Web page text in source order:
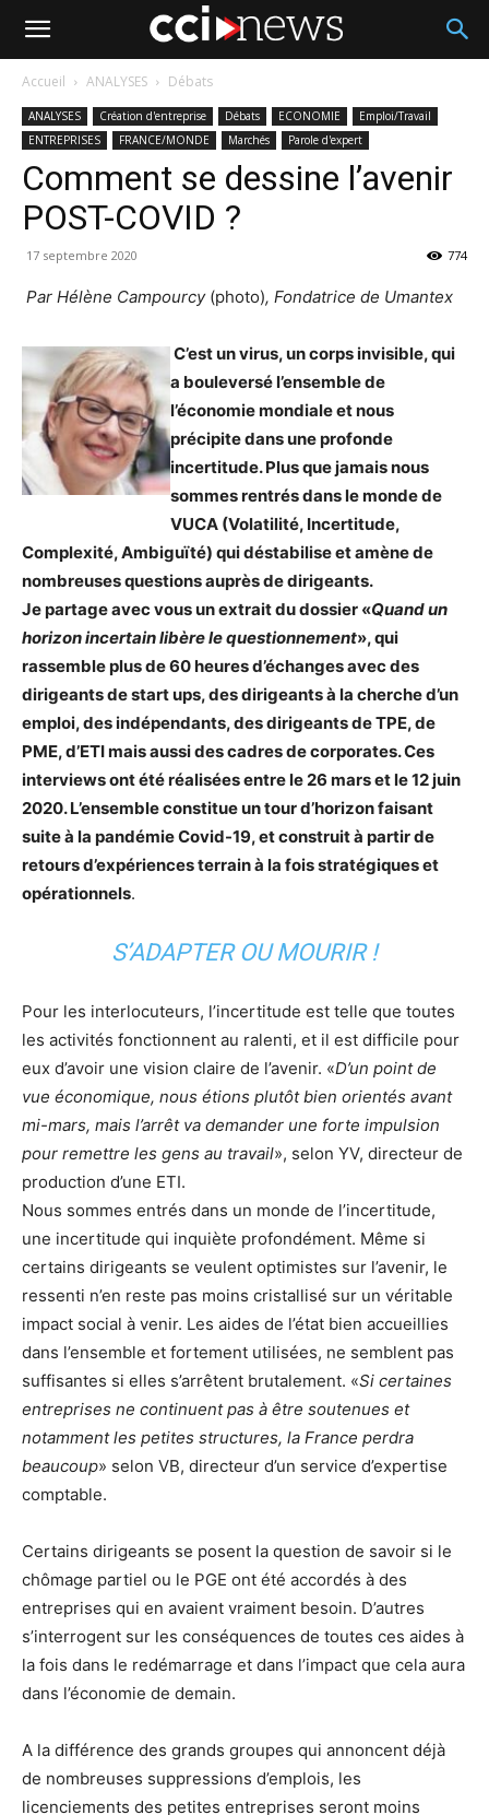
Accueil ANALYSES Débats
ANALYSES Création d'entreprise Débats ECONOMIE
Emploi/Travail
ENTREPRISES
FRANCE/MONDE Marchés Parole d'expert
Comment se dessine l’avenir
POST-COVID ?
17 septembre 2020 774
Par Hélène Campourcy(photo), Fondatrice de Umantex
C’est un virus, un corps invisible, qui
a bouleversé l’ensemble de
l’économie mondiale et nous
précipite dans une profonde
incertitude. Plus que jamais nous
sommes rentrés dans le monde de
VUCA (Volatilité, Incertitude,
Complexité, Ambiguïté) qui déstabilise et amène de
nombreuses questions auprès de dirigeants.
Je partage avec vous un extrait du dossier «Quand un
horizon incertain libère le questionnement», qui
rassemble plus de 60 heures d’échanges avec des
dirigeants de start ups, des dirigeants à la cherche d’un
emploi, des indépendants, des dirigeants de TPE, de
PME, d’ETI mais aussi des cadres de corporates. Ces
interviews ont été réalisées entre le 26 mars et le 12 juin
2020. L’ensemble constitue un tour d’horizon faisant
suite à la pandémie Covid-19, et construit à partir de
retours d’expériences terrain à la fois stratégiques et
opérationnels.
S’ADAPTER OU MOURIR !
Pour les interlocuteurs, l’incertitude est telle que toutes
les activités fonctionnent au ralenti, et il est difficile pour
eux d’avoir une vision claire de l’avenir. «D’un point de
vue économique, nous étions plutôt bien orientés avant
mi-mars, mais l’arrêt va demander une forte impulsion
pour remettre les gens au travail», selon YV, directeur de
production d’une ETI.
Nous sommes entrés dans un monde de l’incertitude,
une incertitude qui inquiète profondément. Même si
certains dirigeants se veulent optimistes sur l’avenir, le
ressenti n’en reste pas moins cristallisé sur un véritable
impact social à venir. Les aides de l’état bien accueillies
dans l’ensemble et fortement utilisées, ne semblent pas
suffisantes si elles s’arrêtent brutalement. «Si certaines
entreprises ne continuent pas à être soutenues et
notamment les petites structures, la France perdra
beaucoup» selon VB, directeur d’un service d’expertise
comptable.
Certains dirigeants se posent la question de savoir si le
chômage partiel ou le PGE ont été accordés à des
entreprises qui en avaient vraiment besoin. D’autres
s’interrogent sur les conséquences de toutes ces aides à
la fois dans le redémarrage et dans l’impact que cela aura
dans l’économie de demain.
A la différence des grands groupes qui annoncent déjà
de nombreuses suppressions d’emplois, les
licenciements des petites entreprises seront moins